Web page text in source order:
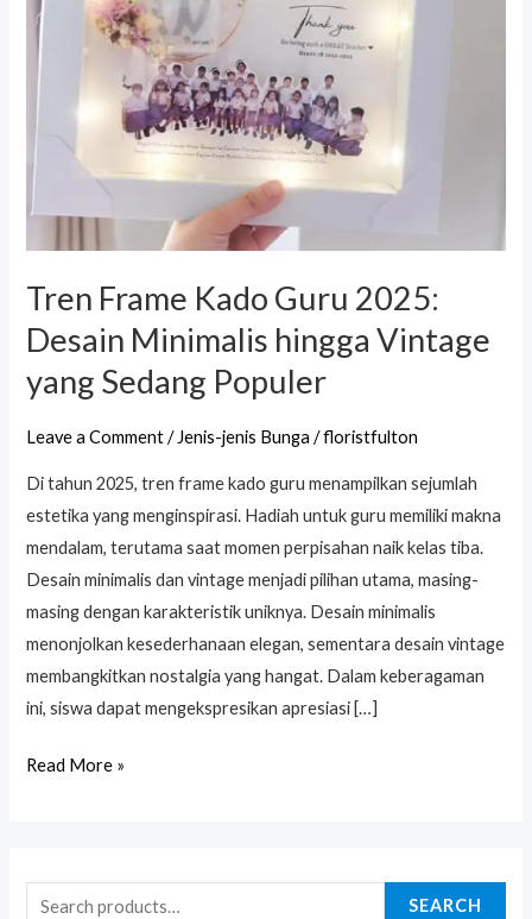
Tren Frame Kado Guru 2025:
Desain Minimalis hingga Vintage
yang Sedang Populer
Leave a Comment / Jenis-jenis Bunga /floristfulton
Di tahun 2025, tren frame kado guru menampilkan sejumlah
estetika yang menginspirasi. Hadiah untuk guru memiliki makna
mendalam, terutama saat momen perpisahan naik kelas tiba.
Desain minimalis dan vintage menjadi pilihan utama, masing-
masing dengan karakteristik uniknya. Desain minimalis
menonjolkan kesederhanaan elegan, sementara desain vintage
membangkitkan nostalgia yang hangat. Dalam keberagaman
ini, siswa dapat mengekspresikan apresiasi […]
Desain
Minimalis
Populer
Read More »
SEARCH